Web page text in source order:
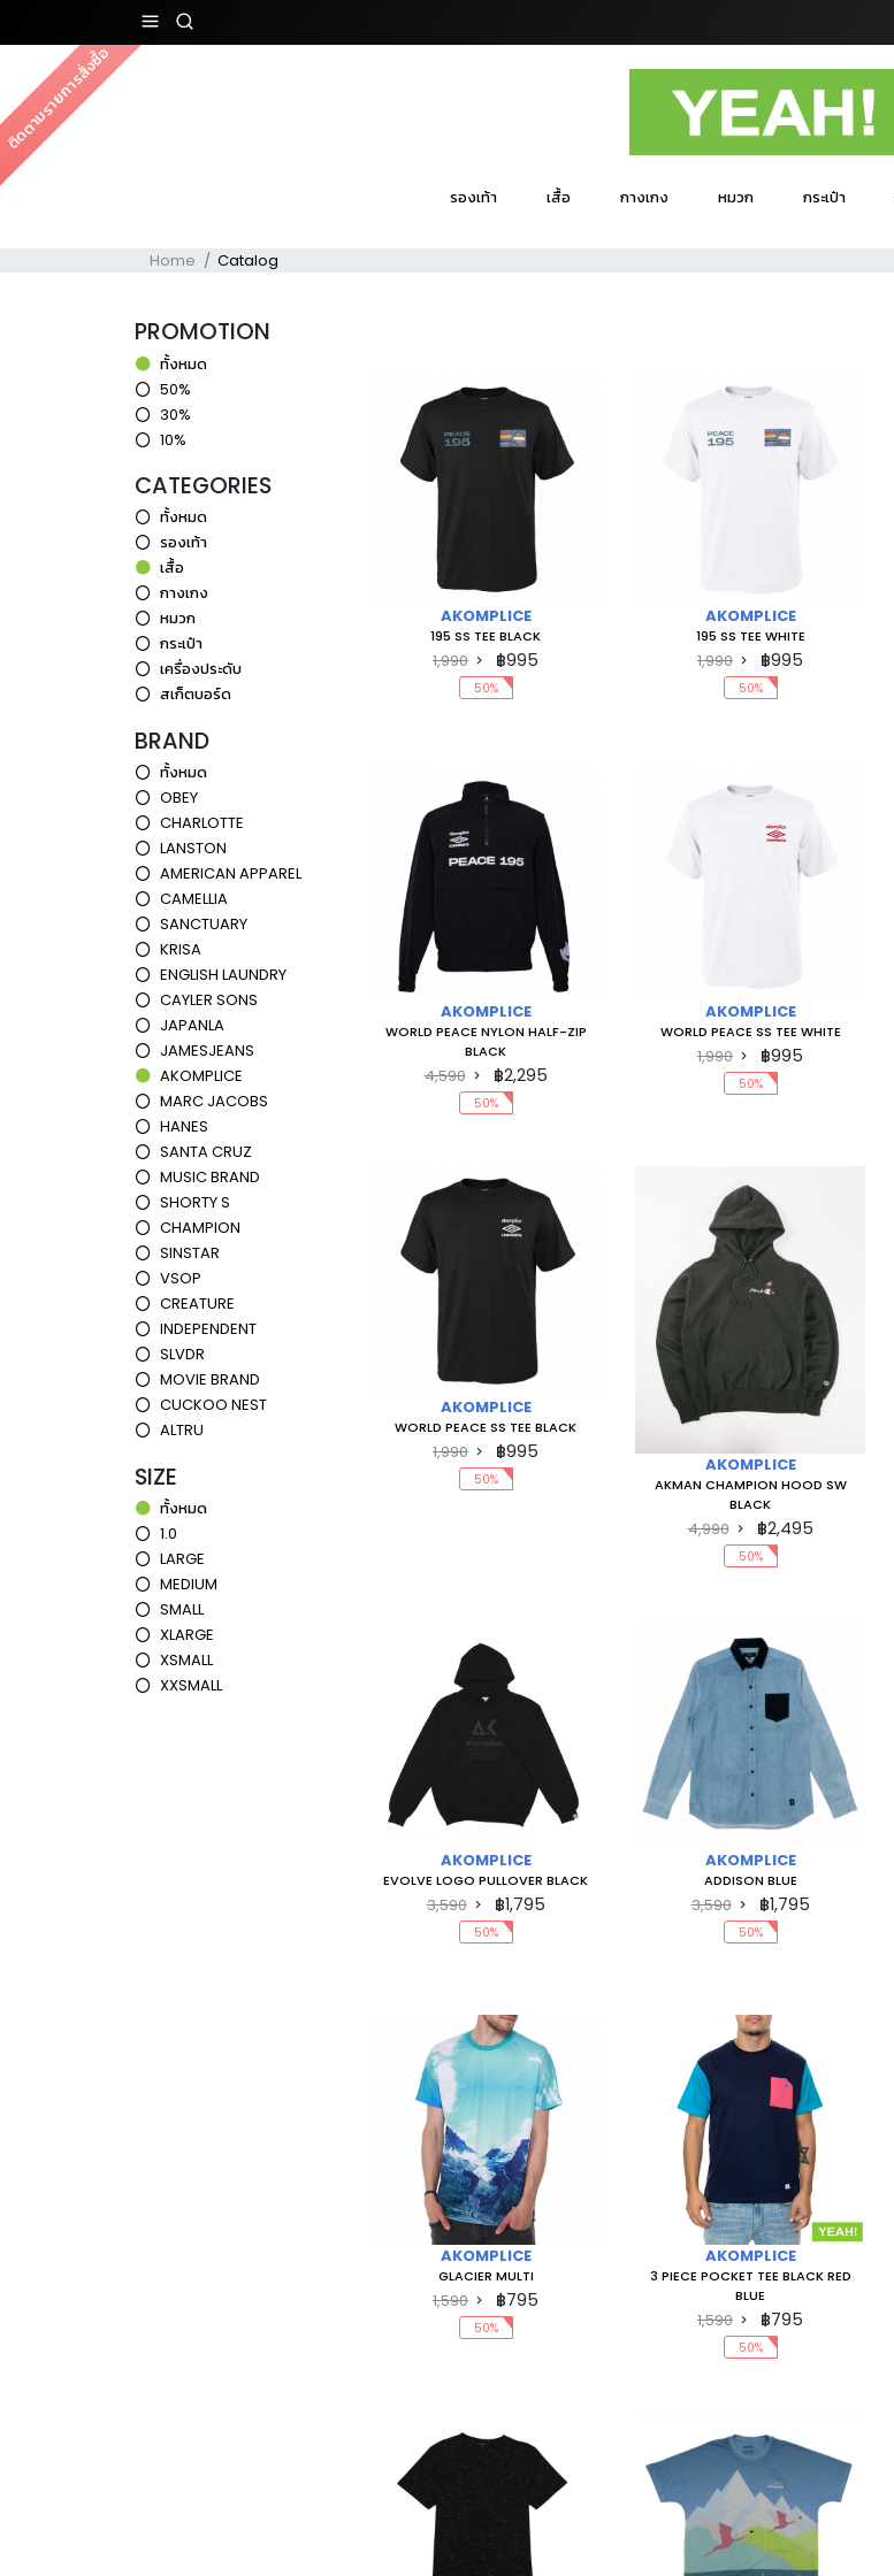
รองเท้า เสื้อ กางเกง หมวก กระเป๋า
ติดตามรายการสั่งซื้อ
Home Catalog
PROMOTION
ทั้งหมด
50%
30%
10%
CATEGORIES
ทั้งหมด
รองเท้า
เสื้อ
กางเกง
หมวก
กระเป๋า
เครื่องประดับ
สเก็ตบอร์ด
BRAND
ทั้งหมด
OBEY
CHARLOTTE
LANSTON
AMERICAN APPAREL
CAMELLIA
SANCTUARY
KRISA
ENGLISH LAUNDRY
CAYLER SONS
JAPANLA
JAMESJEANS
AKOMPLICE
MARC JACOBS
HANES
SANTA CRUZ
MUSIC BRAND
SHORTY S
CHAMPION
SINSTAR
VSOP
CREATURE
INDEPENDENT
SLVDR
MOVIE BRAND
CUCKOO NEST
ALTRU
SIZE
ทั้งหมด
1.0
LARGE
MEDIUM
SMALL
XLARGE
XSMALL
XXSMALL
AKOMPLICE
195 SS TEE BLACK
1,990 ฿995
50%
AKOMPLICE
195 SS TEE WHITE
1,990 ฿995
50%
AKOMPLICE
WORLD PEACE NYLON HALF-ZIP
BLACK
4,590 ฿2,295
50%
AKOMPLICE
WORLD PEACE SS TEE WHITE
1,990 ฿995
50%
AKOMPLICE
WORLD PEACE SS TEE BLACK
1,990 ฿995
50%
AKOMPLICE
AKMAN CHAMPION HOOD SW
BLACK
4,990 ฿2,495
50%
AKOMPLICE
EVOLVE LOGO PULLOVER BLACK
3,590 ฿1,795
50%
AKOMPLICE
ADDISON BLUE
3,590 ฿1,795
50%
AKOMPLICE
GLACIER MULTI
1,590 ฿795
50%
AKOMPLICE
3 PIECE POCKET TEE BLACK RED
BLUE
1,590 ฿795
50%